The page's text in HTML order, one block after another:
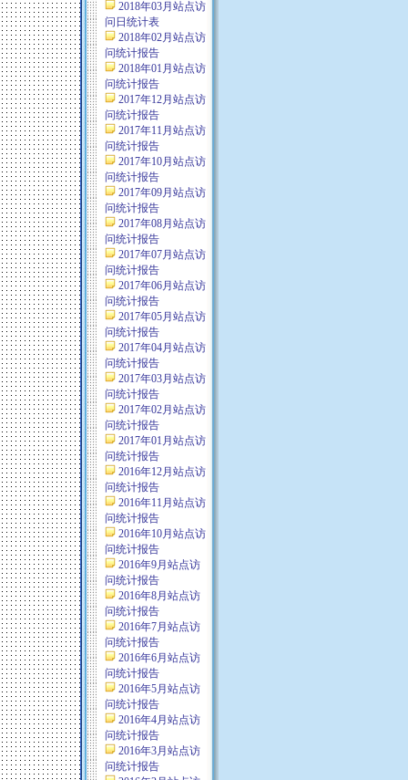
2018年03月站点访
问日统计表
2018年02月站点访
问统计报告
2018年01月站点访
问统计报告
2017年12月站点访
问统计报告
2017年11月站点访
问统计报告
2017年10月站点访
问统计报告
2017年09月站点访
问统计报告
2017年08月站点访
问统计报告
2017年07月站点访
问统计报告
2017年06月站点访
问统计报告
2017年05月站点访
问统计报告
2017年04月站点访
问统计报告
2017年03月站点访
问统计报告
2017年02月站点访
问统计报告
2017年01月站点访
问统计报告
2016年12月站点访
问统计报告
2016年11月站点访
问统计报告
2016年10月站点访
问统计报告
2016年9月站点访
问统计报告
2016年8月站点访
问统计报告
2016年7月站点访
问统计报告
2016年6月站点访
问统计报告
2016年5月站点访
问统计报告
2016年4月站点访
问统计报告
2016年3月站点访
问统计报告